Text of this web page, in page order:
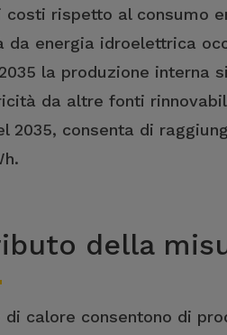
costi rispetto al consumo
da energia idroelettrica
la produzione interna
da altre fonti
2035, consenta di
della
di calore consentono di